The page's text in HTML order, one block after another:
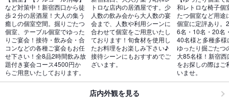
など対策中！新宿西口から徒
歩２分の居酒屋！大人の集う
癒しの個室空間。掘りごたつ
個室、テーブル個室でゆった
りご宴会！接待・飲み会・合
コンなどの各種ご宴会もお任
せ下さい！全8品2時間飲み放
題付き宴会コース4500円か
らご用意いたしております。
トロな店内の居酒屋です。少
人数の飲み会から大人数の宴
会まで、人数や利用シーンに
合わせて個室をご用意いたし
ております！旬食材を使用し
たお料理をお楽しみ下さい♪
接待シーンにもおすすめでご
ざいます。
和レトロな椅子個
たつ個室など用途
個室に定評あり。
6名・10名・20名
40名様と多種多様
ゆったり掘ごたつ
大85名様！新宿
をお探しの際はご
いませ。
店内外観を見る